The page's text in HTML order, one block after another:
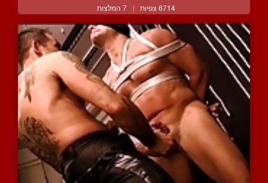
6714 צפיות | 7 המלצות